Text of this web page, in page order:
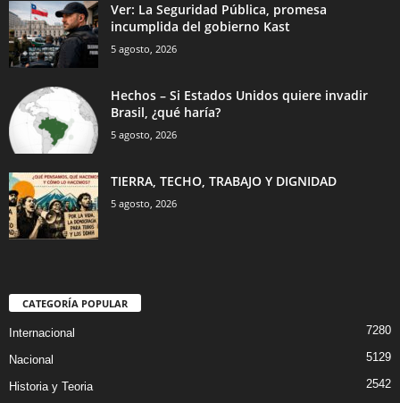
Ver: La Seguridad Pública, promesa
incumplida del gobierno Kast
5 agosto, 2026
Hechos – Si Estados Unidos quiere invadir
Brasil, ¿qué haría?
5 agosto, 2026
TIERRA, TECHO, TRABAJO Y DIGNIDAD
5 agosto, 2026
CATEGORÍA POPULAR
Internacional 7280
Nacional 5129
Historia y Teoria 2542